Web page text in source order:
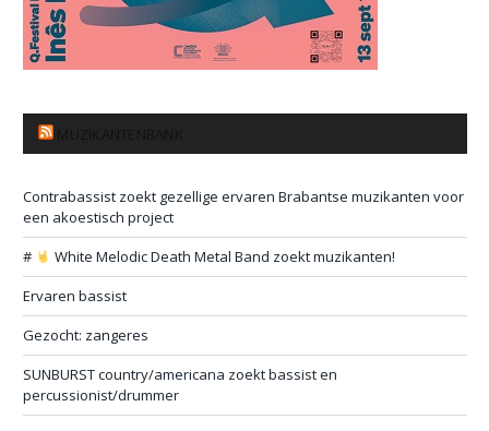
Contrabassist zoekt gezellige ervaren Brabantse muzikanten voor
een akoestisch project
#
White Melodic Death Metal Band zoekt muzikanten!
Ervaren bassist
Gezocht: zangeres
SUNBURST country/americana zoekt bassist en
percussionist/drummer